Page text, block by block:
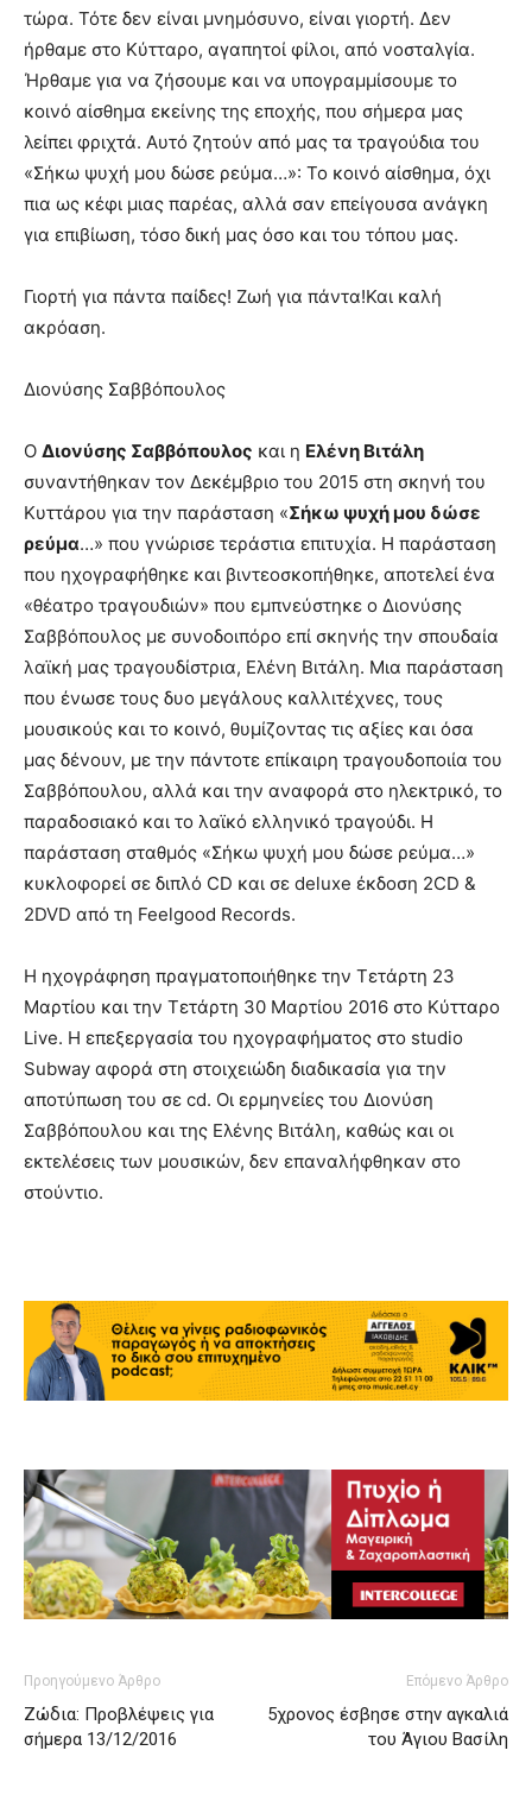
τώρα. Τότε δεν είναι μνημόσυνο, είναι γιορτή. Δεν
ήρθαμε στο Κύτταρο, αγαπητοί φίλοι, από νοσταλγία.
Ήρθαμε για να ζήσουμε και να υπογραμμίσουμε το
κοινό αίσθημα εκείνης της εποχής, που σήμερα μας
λείπει φριχτά. Αυτό ζητούν από μας τα τραγούδια του
«Σήκω ψυχή μου δώσε ρεύμα…»: Το κοινό αίσθημα, όχι
πια ως κέφι μιας παρέας, αλλά σαν επείγουσα ανάγκη
για επιβίωση, τόσο δική μας όσο και του τόπου μας.
Γιορτή για πάντα παίδες! Ζωή για πάντα!Και καλή
ακρόαση.
Διονύσης Σαββόπουλος
Ο Διονύσης Σαββόπουλος και η Ελένη Βιτάλη
συναντήθηκαν τον Δεκέμβριο του 2015 στη σκηνή του
Κυττάρου για την παράσταση «Σήκω ψυχή μου δώσε
ρεύμα…» που γνώρισε τεράστια επιτυχία. Η παράσταση
που ηχογραφήθηκε και βιντεοσκοπήθηκε, αποτελεί ένα
«θέατρο τραγουδιών» που εμπνεύστηκε ο Διονύσης
Σαββόπουλος με συνοδοιπόρο επί σκηνής την σπουδαία
λαϊκή μας τραγουδίστρια, Ελένη Βιτάλη. Μια παράσταση
που ένωσε τους δυο μεγάλους καλλιτέχνες, τους
μουσικούς και το κοινό, θυμίζοντας τις αξίες και όσα
μας δένουν, με την πάντοτε επίκαιρη τραγουδοποιία του
Σαββόπουλου, αλλά και την αναφορά στο ηλεκτρικό, το
παραδοσιακό και το λαϊκό ελληνικό τραγούδι. Η
παράσταση σταθμός «Σήκω ψυχή μου δώσε ρεύμα…»
κυκλοφορεί σε διπλό CD και σε deluxe έκδοση 2CD &
2DVD από τη Feelgood Records.
H ηχογράφηση πραγματοποιήθηκε την Τετάρτη 23
Μαρτίου και την Τετάρτη 30 Μαρτίου 2016 στο Κύτταρο
Live. Η επεξεργασία του ηχογραφήματος στο studio
Subway αφορά στη στοιχειώδη διαδικασία για την
αποτύπωση του σε cd. Οι ερμηνείες του Διονύση
Σαββόπουλου και της Ελένης Βιτάλη, καθώς και οι
εκτελέσεις των μουσικών, δεν επαναλήφθηκαν στο
στούντιο.
Προηγούμενο Άρθρο
Ζώδια: Προβλέψεις για
σήμερα 13/12/2016
Επόμενο Άρθρο
5χρονος έσβησε στην αγκαλιά
του Άγιου Βασίλη